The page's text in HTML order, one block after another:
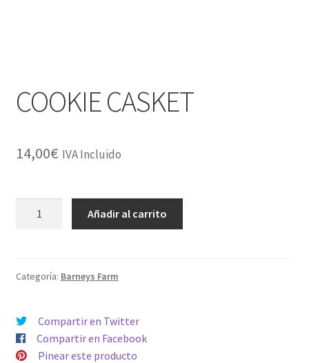
COOKIE CASKET
14,00€ IVA Incluido
Añadir al carrito
Categoría: Barneys Farm
Compartir en Twitter
Compartir en Facebook
Pinear este producto